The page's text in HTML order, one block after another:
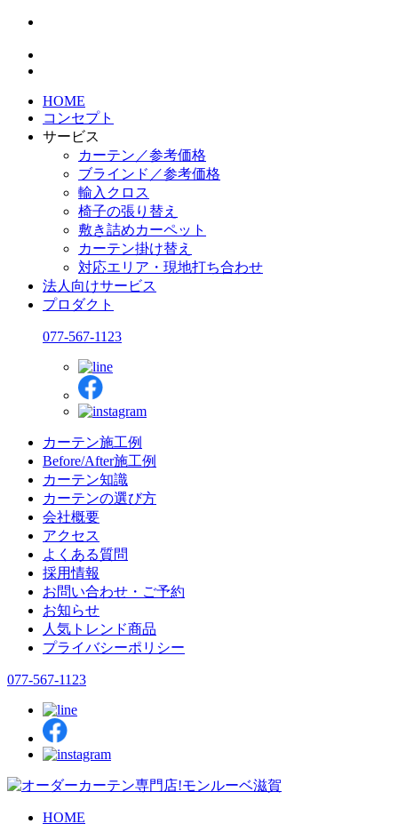
HOME
コンセプト
サービス
カーテン／参考価格
ブラインド／参考価格
輸入クロス
椅子の張り替え
敷き詰めカーペット
カーテン掛け替え
対応エリア・現地打ち合わせ
法人向けサービス
プロダクト
077-567-1123
カーテン施工例
Before/After施工例
カーテン知識
カーテンの選び方
会社概要
アクセス
よくある質問
採用情報
お問い合わせ・ご予約
お知らせ
人気トレンド商品
プライバシーポリシー
077-567-1123
HOME